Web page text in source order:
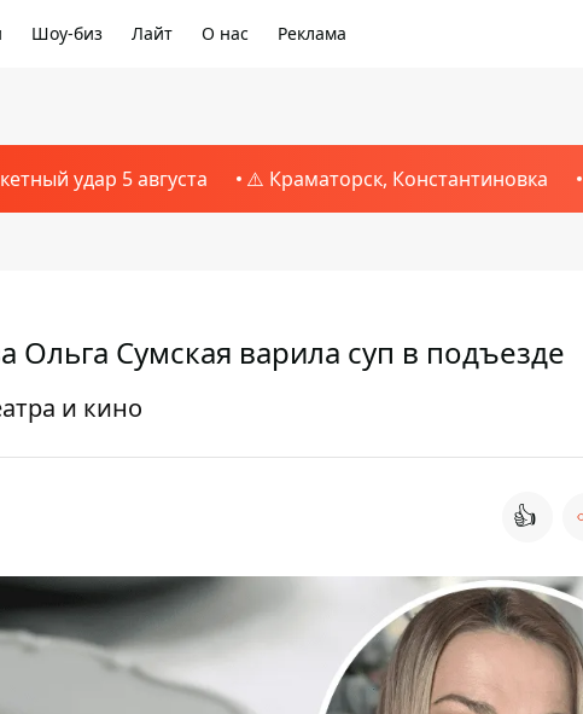
Шоу-биз Лайт О нас Реклама
удар 5 августа ⚠️ Краматорск, Константиновка
Ольга Сумская варила суп в подъезде
и кино
👍